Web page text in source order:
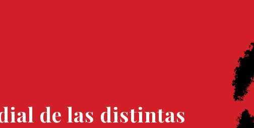
de las distintas